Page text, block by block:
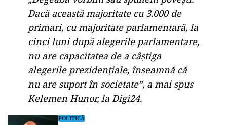
Dacă această majoritate cu 3.000 de
primari, cu majoritate parlamentară, la
cinci luni după alegerile parlamentare,
nu are capacitatea de a câștiga
alegerile prezidențiale, înseamnă că
nu are suport în societate”, a mai spus
Kelemen Hunor, la Digi24.
POLITICĂ